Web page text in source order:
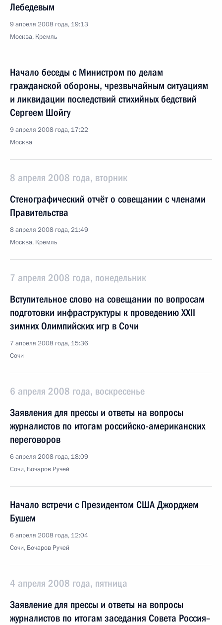
Лебедевым
9 апреля 2008 года, 19:13
Москва, Кремль
Начало беседы с Министром по делам
гражданской обороны, чрезвычайным ситуациям
и ликвидации последствий стихийных бедствий
Сергеем Шойгу
9 апреля 2008 года, 17:22
Москва
8 апреля 2008 года, вторник
Стенографический отчёт о совещании с членами
Правительства
8 апреля 2008 года, 21:49
Москва, Кремль
7 апреля 2008 года, понедельник
Вступительное слово на совещании по вопросам
подготовки инфраструктуры к проведению XXII
зимних Олимпийских игр в Сочи
7 апреля 2008 года, 15:36
Сочи
6 апреля 2008 года, воскресенье
Заявления для прессы и ответы на вопросы
журналистов по итогам российско-американских
переговоров
6 апреля 2008 года, 18:09
Сочи, Бочаров Ручей
Начало встречи с Президентом США Джорджем
Бушем
6 апреля 2008 года, 12:04
Сочи, Бочаров Ручей
4 апреля 2008 года, пятница
Заявление для прессы и ответы на вопросы
журналистов по итогам заседания Совета Россия–